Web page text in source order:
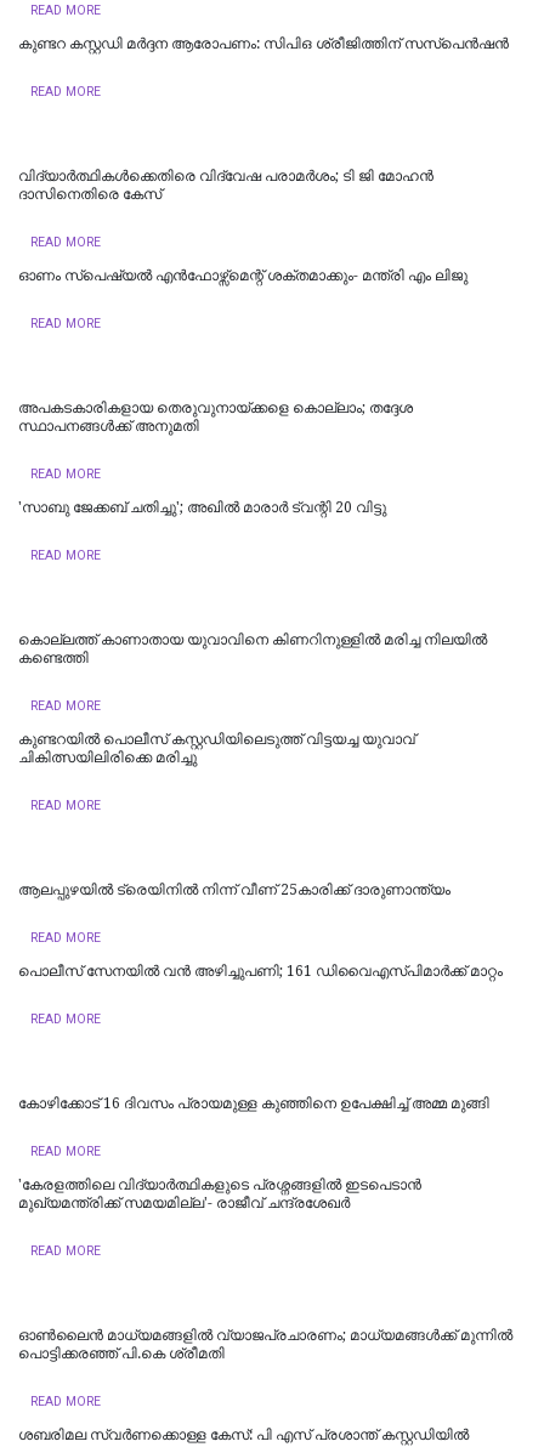
READ MORE
കുണ്ടറ കസ്റ്റഡി മര്‍ദ്ദന ആരോപണം: സിപിഒ ശ്രീജിത്തിന് സസ്‌പെന്‍ഷന്‍
READ MORE
വിദ്യാര്‍ത്ഥികള്‍ക്കെതിരെ വിദ്വേഷ പരാമര്‍ശം; ടി ജി മോഹന്‍
ദാസിനെതിരെ കേസ്
READ MORE
ഓണം സ്‌പെഷ്യൽ എൻഫോഴ്സ്മെന്റ് ശക്തമാക്കും- മന്ത്രി എം ലിജു
READ MORE
അപകടകാരികളായ തെരുവുനായ്ക്കളെ കൊല്ലാം; തദ്ദേശ
സ്ഥാപനങ്ങൾക്ക് അനുമതി
READ MORE
'സാബു ജേക്കബ് ചതിച്ചു'; അഖിൽ മാരാർ ട്വന്റി 20 വിട്ടു
READ MORE
കൊല്ലത്ത് കാണാതായ യുവാവിനെ കിണറിനുള്ളിൽ മരിച്ച നിലയിൽ
കണ്ടെത്തി
READ MORE
കുണ്ടറയിൽ പൊലീസ് കസ്റ്റഡിയിലെടുത്ത് വിട്ടയച്ച യുവാവ്
ചികിത്സയിലിരിക്കെ മരിച്ചു
READ MORE
ആലപ്പുഴയിൽ ട്രെയിനില്‍ നിന്ന് വീണ് 25കാരിക്ക് ദാരുണാന്ത്യം
READ MORE
പൊലീസ് സേനയിൽ വൻ അഴിച്ചുപണി; 161 ഡിവൈഎസ്പിമാര്‍ക്ക് മാറ്റം
READ MORE
കോഴിക്കോട് 16 ​ദിവസം പ്രായമുള്ള കുഞ്ഞിനെ ഉപേക്ഷിച്ച് അമ്മ മുങ്ങി
READ MORE
'കേരളത്തിലെ വിദ്യാർത്ഥികളുടെ പ്രശ്നങ്ങളിൽ ഇടപെടാൻ
മുഖ്യമന്ത്രിക്ക് സമയമില്ല'- രാജീവ് ചന്ദ്രശേഖർ
READ MORE
ഓൺലൈൻ മാധ്യമങ്ങളിൽ വ്യാജപ്രചാരണം; മാധ്യമങ്ങൾക്ക് മുന്നിൽ
പൊട്ടിക്കരഞ്ഞ് പി.കെ ശ്രീമതി
READ MORE
ശബരിമല സ്വര്‍ണക്കൊള്ള കേസ്: പി എസ് പ്രശാന്ത് കസ്റ്റഡിയില്‍